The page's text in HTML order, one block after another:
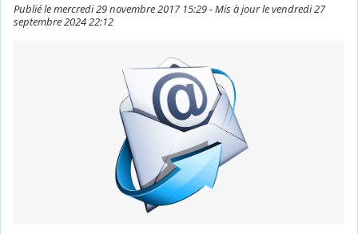
Publié le mercredi 29 novembre 2017 15:29 - Mis à jour le vendredi 27
septembre 2024 22:12